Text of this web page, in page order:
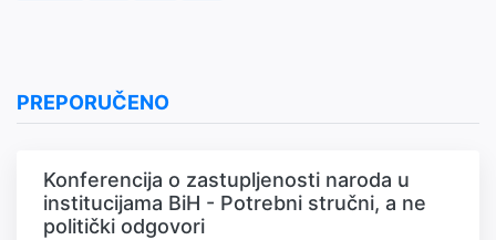
PREPORUČENO
Konferencija o zastupljenosti naroda u
institucijama BiH - Potrebni stručni, a ne
politički odgovori